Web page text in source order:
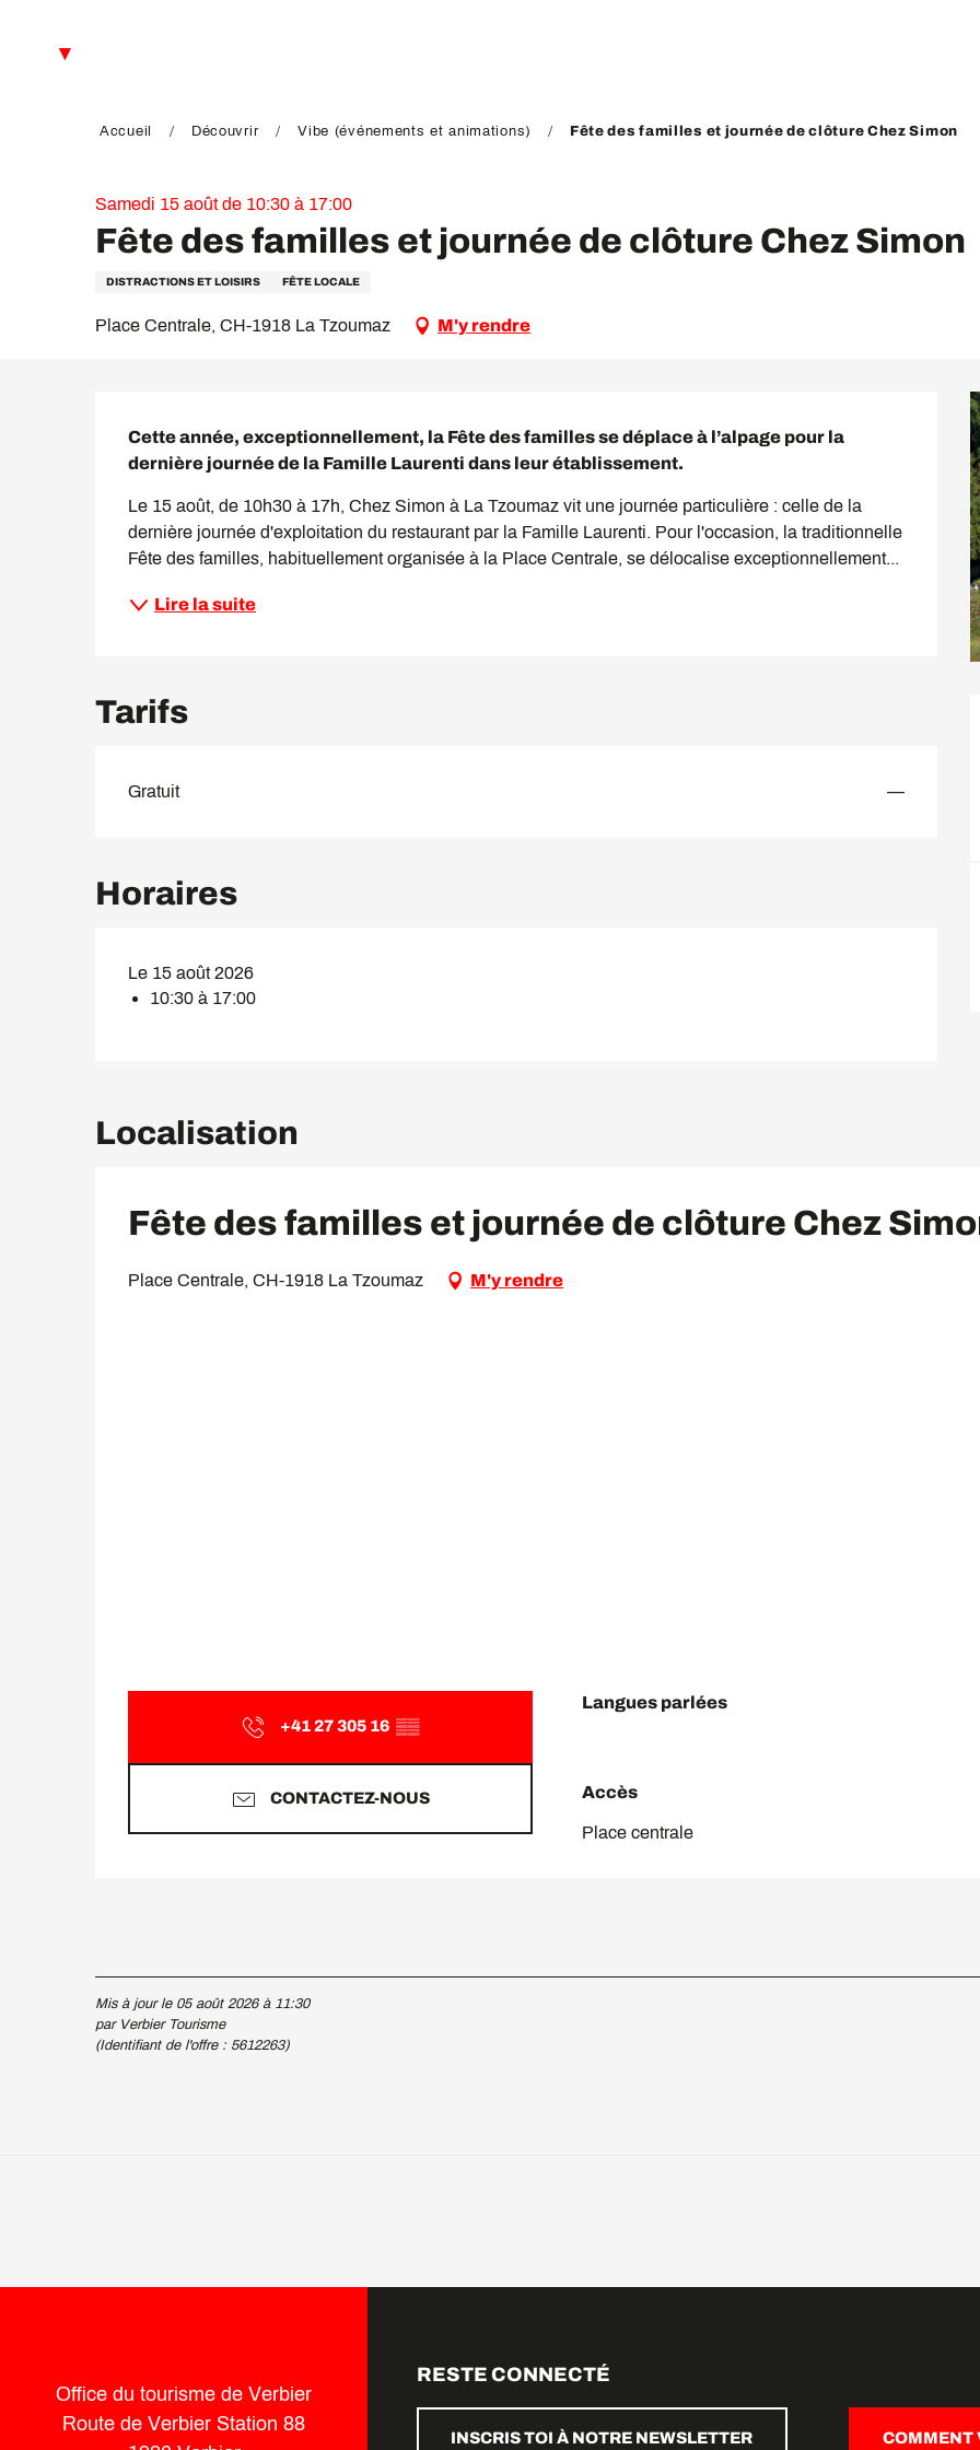
Accueil Découvrir Vibe (événements et animations) Fête des familles et journée de clôture Chez Simon
Samedi 15 août de 10:30 à 17:00
Fête des familles et journée de clôture Chez Simon
DISTRACTIONS ET LOISIRS FÊTE LOCALE
Place Centrale, CH-1918 La Tzoumaz M'y rendre
Cette année, exceptionnellement, la Fête des familles se déplace à l’alpage pour la
dernière journée de la Famille Laurenti dans leur établissement.
Le 15 août, de 10h30 à 17h, Chez Simon à La Tzoumaz vit une journée particulière : celle de la
dernière journée d'exploitation du restaurant par la Famille Laurenti. Pour l'occasion, la traditionnelle
Fête des familles, habituellement organisée à la Place Centrale, se délocalise exceptionnellement...
Lire la suite
Tarifs
Gratuit —
Horaires
Le 15 août 2026
10:30 à 17:00
Localisation
Fête des familles et journée de clôture Chez
Place Centrale, CH-1918 La Tzoumaz M'y rendre
+41 27 305 16 ▒▒
CONTACTEZ-NOUS
Langues parlées
Langues parlées
Accès
Accès
Place centrale
Mis à jour le 05 août 2026 à 11:30
par Verbier Tourisme
(Identifiant de l'offre : 5612263)
Office du tourisme de Verbier
Route de Verbier Station 88
RESTE CONNECTÉ
INSCRIS TOI À NOTRE NEWSLETTER COMMENT